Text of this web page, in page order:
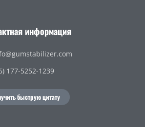
информация
177-5252-1239
быструю цитату